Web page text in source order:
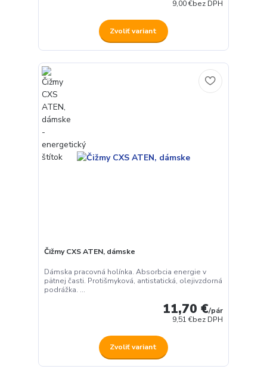
9,00 €bez DPH
Zvoliť variant
Čižmy CXS ATEN, dámske
Dámska pracovná holínka. Absorbcia energie v
pätnej časti. Protišmyková, antistatická, olejivzdorná
podrážka. ...
11,70 €/pár
9,51 €bez DPH
Zvoliť variant